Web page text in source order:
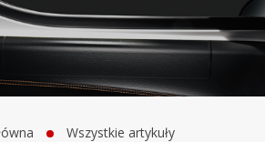
Wszystkie artykuły